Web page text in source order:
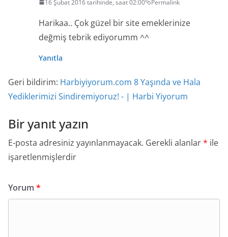
16 Şubat 2016 tarihinde, saat 02:00 Permalink
Harikaa.. Çok güzel bir site emeklerinize
değmiş tebrik ediyorumm ^^
Yanıtla
Geri bildirim: Harbiyiyorum.com 8 Yaşında ve Hala
Yediklerimizi Sindiremiyoruz! - | Harbi Yiyorum
Bir yanıt yazın
E-posta adresiniz yayınlanmayacak. Gerekli alanlar* ile
işaretlenmişlerdir
Yorum *